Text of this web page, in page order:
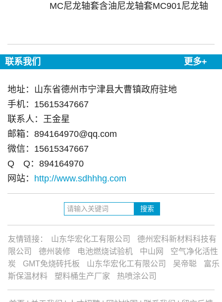
MC尼龙轴套含油尼龙轴套MC901尼龙轴
联系我们 更多+
地址：山东省德州市宁津县大曹镇政府驻地
手机：15615347667
联系人：王金星
邮箱：894164970@qq.com
微信：15615347667
Q Q：894164970
网站： http://www.sdhhhg.com
友情链接： 山东华宏化工有限公司
德州宏科新材料科技有
限公司
德州装修 电池燃烧试验机 中山网
空气净化活性
炭
GMT免烧砖托板 山东华宏化工有限公司 吴帝聪
富乐
斯保温材料
塑料桶生产厂家 热喷涂公司